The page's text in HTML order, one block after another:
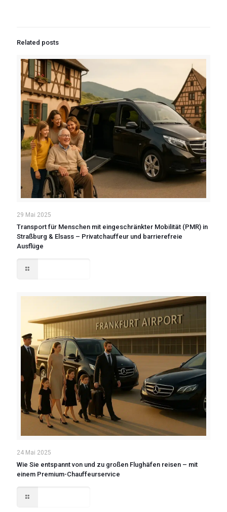
Related posts
29 Mai 2025
Transport für Menschen mit eingeschränkter Mobilität (PMR) in
Straßburg & Elsass – Privatchauffeur und barrierefreie
Ausflüge
24 Mai 2025
Wie Sie entspannt von und zu großen Flughäfen reisen – mit
einem Premium-Chauffeurservice